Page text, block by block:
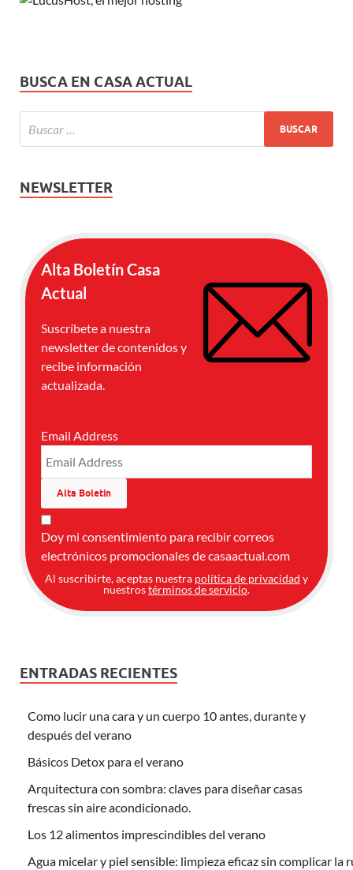
BUSCA EN CASA ACTUAL
NEWSLETTER
Alta Boletín Casa
Actual
Suscríbete a nuestra
newsletter de contenidos y
recibe información
actualizada.
Email Address
Doy mi consentimiento para recibir correos
electrónicos promocionales de casaactual.com
Al suscribirte, aceptas nuestra política de privacidad y
nuestrostérminos de servicio.
ENTRADAS RECIENTES
Como lucir una cara y un cuerpo 10 antes, durante y
después del verano
Básicos Detox para el verano
Arquitectura con sombra: claves para diseñar casas
frescas sin aire acondicionado.
Los 12 alimentos imprescindibles del verano
Agua micelar y piel sensible: limpieza eficaz sin complicar la